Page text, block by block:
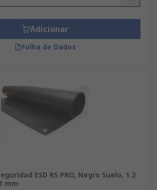
Adicionar
Folha de Dados
ESD RS PRO, Negro Suelo, 1.2
mm